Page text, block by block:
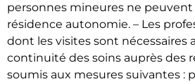
personnes mineures ne peuvent
résidence autonomie. – Les
dont les visites sont nécessaires
continuité des soins auprès des
soumis aux mesures suivantes :